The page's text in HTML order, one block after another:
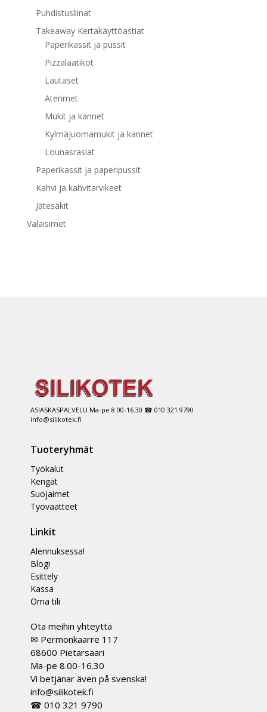
Puhdistusliinat
Takeaway Kertakäyttöastiat
Paperikassit ja pussit
Pizzalaatikot
Lautaset
Aterimet
Mukit ja kannet
Kylmäjuomamukit ja kannet
Lounasrasiat
Paperikassit ja paperipussit
Kahvi ja kahvitarvikeet
Jätesäkit
Valaisimet
ASIASKASPALVELU Ma-pe 8.00-16.30 ☎ 010 321 9790
info@silikotek.fi
Tuoteryhmät
Työkalut
Kengät
Suojaimet
Työvaatteet
Linkit
Alennuksessa!
Blogi
Esittely
Kassa
Oma tili
Ota meihin yhteyttä
✉ Permonkaarre 117
68600 Pietarsaari
Ma-pe 8.00-16.30
Vi betjänar även på svenska!
info@silikotek.fi
☎ 010 321 9790